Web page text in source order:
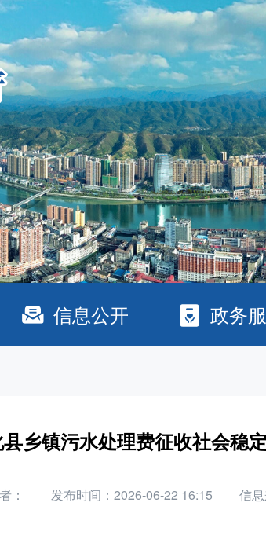
信息公开 政务
乡镇污水处理费征收社会稳
： 发布时间：2026-06-22 16:15 信